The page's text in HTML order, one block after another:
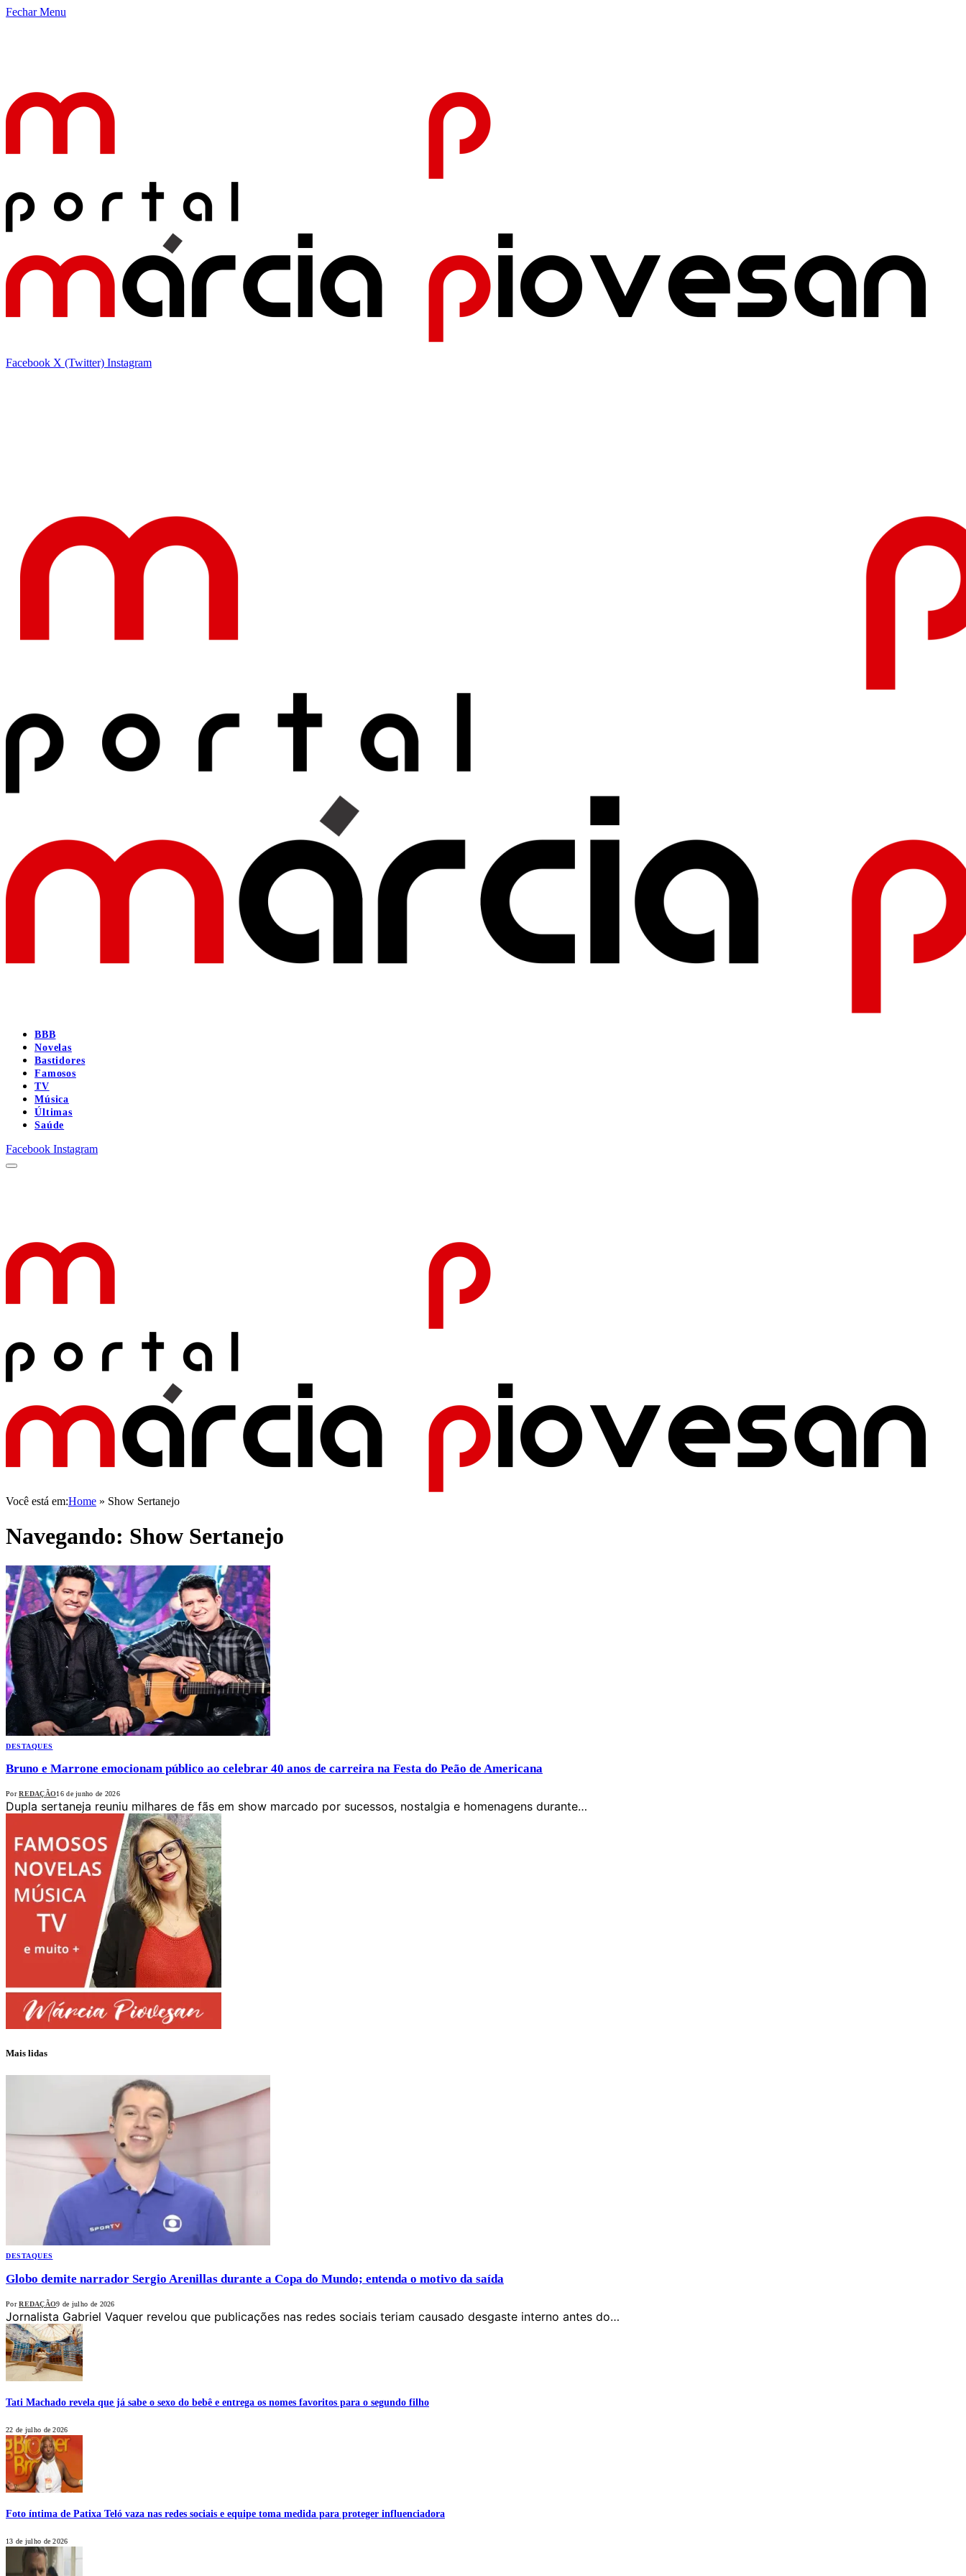
Fechar Menu
Facebook X (Twitter) Instagram
BBB
Novelas
Bastidores
Famosos
TV
Música
Últimas
Saúde
Facebook Instagram
Você está em:Home » Show Sertanejo
Navegando: Show Sertanejo
DESTAQUES
Bruno e Marrone emocionam público ao celebrar 40 anos de carreira na Festa do Peão de Americana
Por REDAÇÃO16 de junho de 2026
Dupla sertaneja reuniu milhares de fãs em show marcado por sucessos, nostalgia e homenagens durante…
Mais lidas
DESTAQUES
Globo demite narrador Sergio Arenillas durante a Copa do Mundo; entenda o motivo da saída
Por REDAÇÃO9 de julho de 2026
Jornalista Gabriel Vaquer revelou que publicações nas redes sociais teriam causado desgaste interno antes do…
Tati Machado revela que já sabe o sexo do bebê e entrega os nomes favoritos para o segundo filho
22 de julho de 2026
Foto íntima de Patixa Teló vaza nas redes sociais e equipe toma medida para proteger influenciadora
13 de julho de 2026